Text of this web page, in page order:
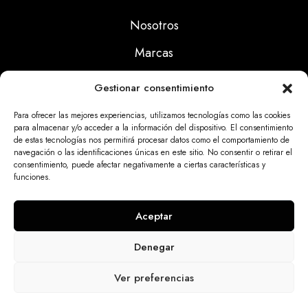
Gestionar consentimiento
Para ofrecer las mejores experiencias, utilizamos tecnologías como las cookies
para almacenar y/o acceder a la información del dispositivo. El consentimiento
de estas tecnologías nos permitirá procesar datos como el comportamiento de
navegación o las identificaciones únicas en este sitio. No consentir o retirar el
consentimiento, puede afectar negativamente a ciertas características y
funciones.
Aceptar
Denegar
Ver preferencias
Nosotros
Marcas
Noticias
Aviso Legal
Politicas Cookies
pormiempresa.online